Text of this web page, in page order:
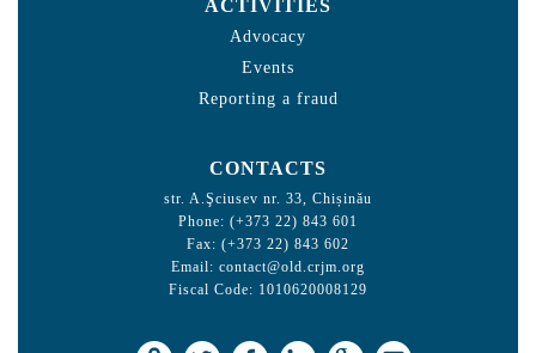
ACTIVITIES
Advocacy
Events
Reporting a fraud
CONTACTS
str. A.Şciusev nr. 33, Chișinău
Phone: (+373 22) 843 601
Fax: (+373 22) 843 602
Email: contact@old.crjm.org
Fiscal Code: 1010620008129